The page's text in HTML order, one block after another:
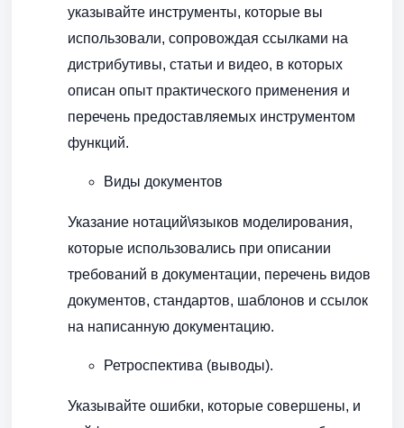
указывайте инструменты, которые вы
использовали, сопровождая ссылками на
дистрибутивы, статьи и видео, в которых
описан опыт практического применения и
перечень предоставляемых инструментом
функций.
Виды документов
Указание нотаций\языков моделирования,
которые использовались при описании
требований в документации, перечень видов
документов, стандартов, шаблонов и ссылок
на написанную документацию.
Ретроспектива (выводы).
Указывайте ошибки, которые совершены, и